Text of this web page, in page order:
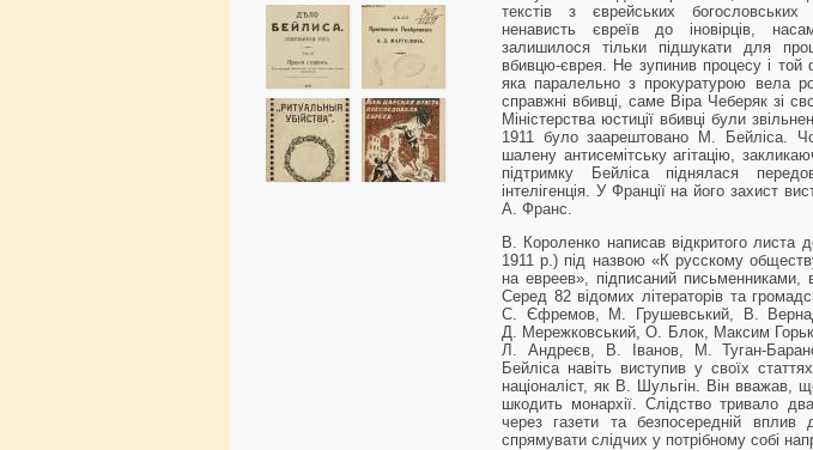
текстів з єврейських
ненависть євреїв до іновірців,
залишилося тільки підшукати для
вбивцю-єврея. Не зупинив процесу і той
яка паралельно з прокуратурою вела
справжні вбивці, саме Віра Чеберяк зі
Міністерства юстиції вбивці були
1911 було заарештовано М. Бейліса.
шалену антисемітську агітацію,
підтримку Бейліса піднялася
інтелігенція. У Франції на його захист
А. Франс.
В. Короленко написав відкритого листа
1911 р.) під назвою «К русскому
на евреев», підписаний письменниками,
Серед 82 відомих літераторів та
С. Єфремов, М. Грушевський, В.
Д. Мережковський, О. Блок, Максим
Л. Андреєв, В. Іванов, М. Туган-
Бейліса навіть виступив у своїх
націоналіст, як В. Шульгін. Він вважав,
шкодить монархії. Слідство тривало
через газети та безпосередній
спрямувати слідчих у потрібному собі